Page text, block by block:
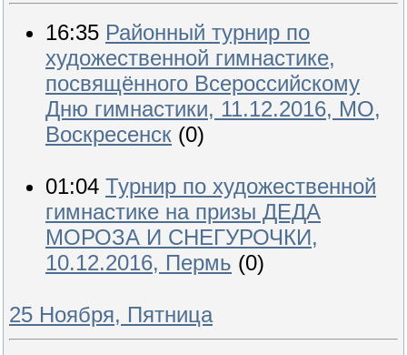
16:35 Районный турнир по
художественной гимнастике,
посвящённого Всероссийскому
Дню гимнастики, 11.12.2016, МО,
Воскресенск (0)
01:04 Турнир по художественной
гимнастике на призы ДЕДА
МОРОЗА И СНЕГУРОЧКИ,
10.12.2016, Пермь (0)
25 Ноября, Пятница